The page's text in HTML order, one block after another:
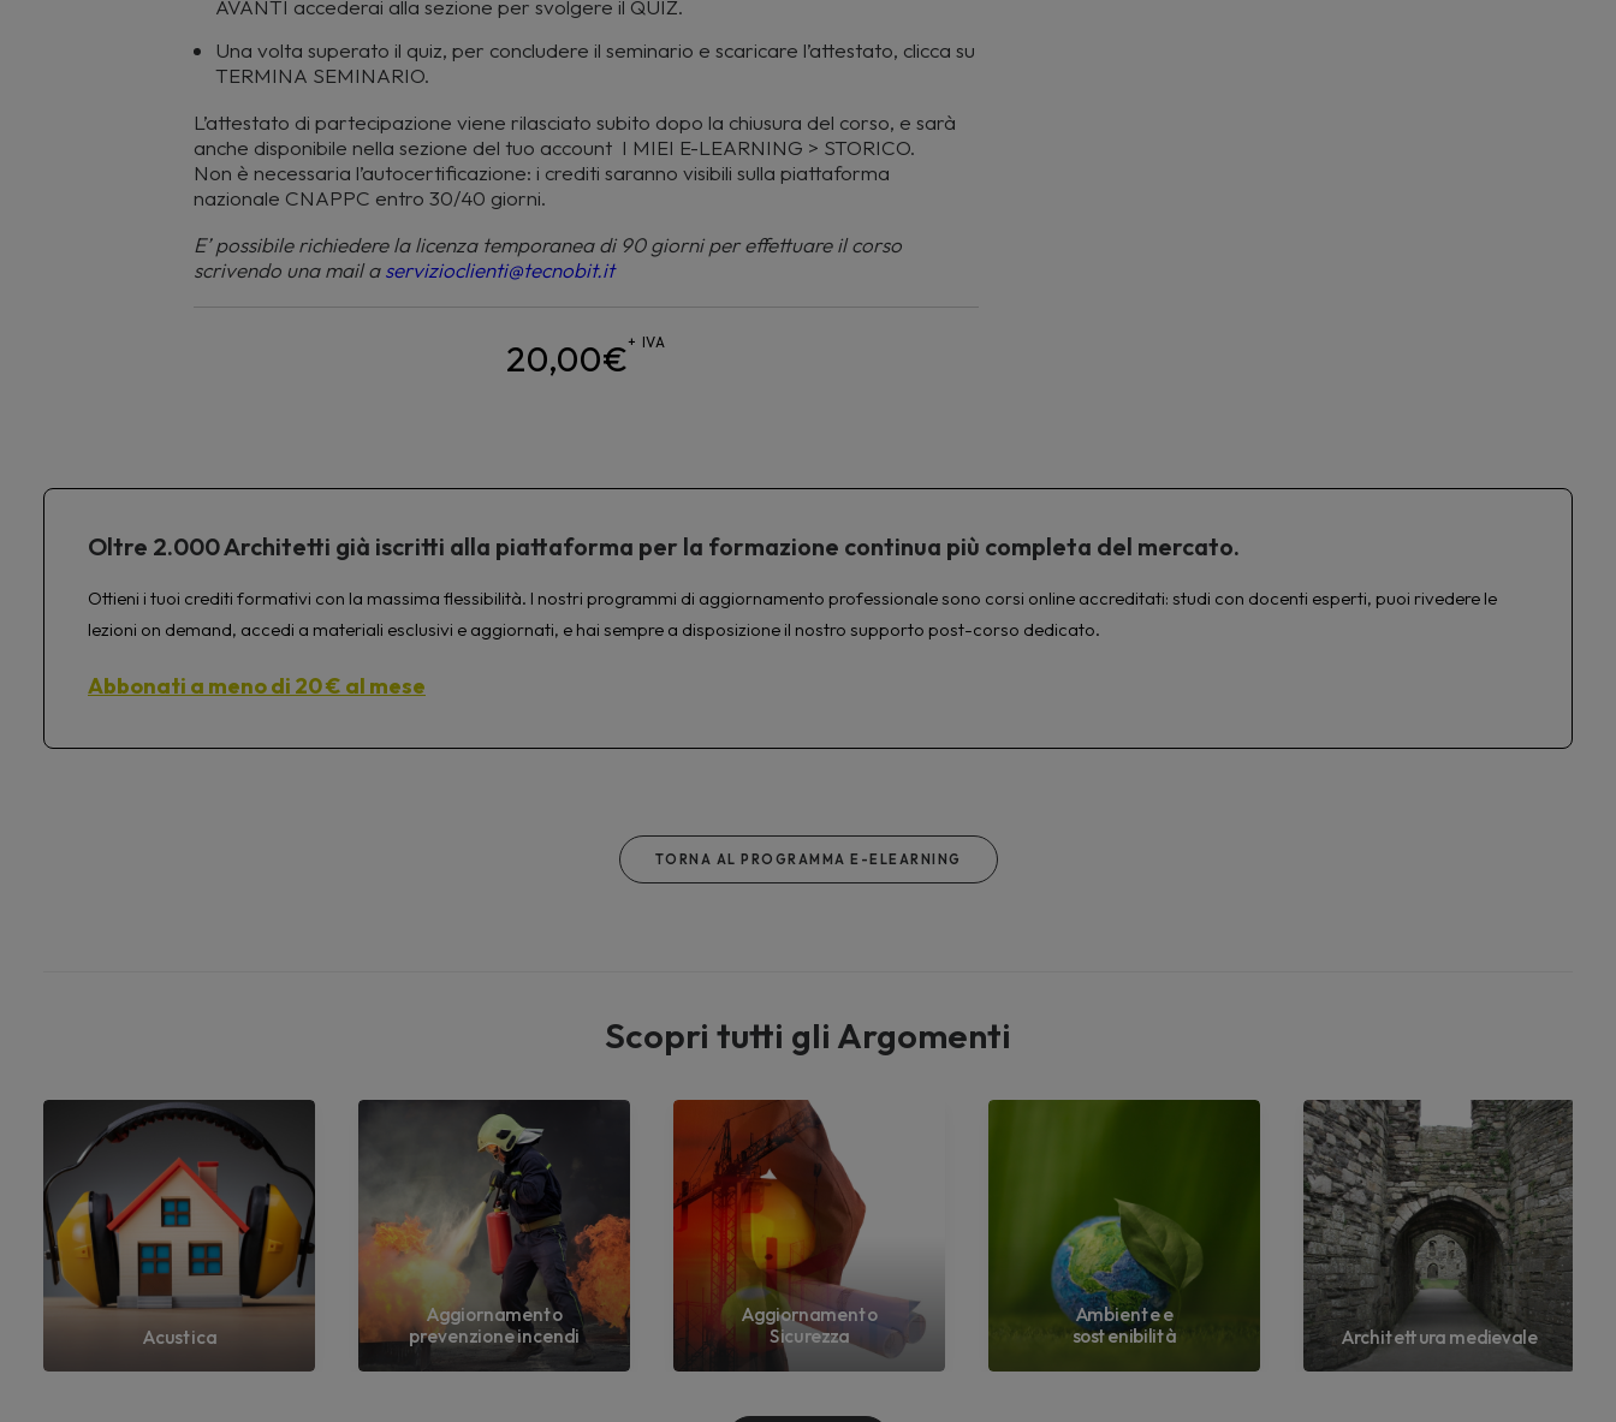
AVANTI accederai alla sezione per svolgere il QUIZ.
Una volta superato il quiz, per concludere il seminario e scaricare l’attestato, clicca su
TERMINA SEMINARIO.
L’attestato di partecipazione viene rilasciato subito dopo la chiusura del corso, e sarà
anche disponibile nella sezione del tuo account I MIEI E-LEARNING > STORICO.
Non è necessaria l’autocertificazione: i crediti saranno visibili sulla piattaforma
nazionale CNAPPC entro 30/40 giorni.
E’ possibile richiedere la licenza temporanea di 90 giorni per effettuare il corso
scrivendo una mail aservizioclienti@tecnobit.it
20,00€+ IVA
Oltre 2.000 Architetti già iscritti alla piattaforma per la formazione continua più completa del mercato.
Ottieni i tuoi crediti formativi con la massima flessibilità. I nostri programmi di aggiornamento professionale sono corsi online accreditati: studi con docenti esperti, puoi rivedere le
lezioni on demand, accedi a materiali esclusivi e aggiornati, e hai sempre a disposizione il nostro supporto post-corso dedicato.
Abbonati a meno di 20 € al mese
TORNA AL PROGRAMMA E-ELEARNING
Scopri tutti gli Argomenti
Acustica
Aggiornamento
prevenzione incendi
Aggiornamento
Sicurezza
Ambiente e
sostenibilità
Architettura medievale